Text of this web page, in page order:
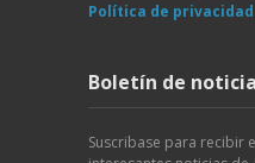
Política de privacidad
Boletín de
Suscribase para recibir